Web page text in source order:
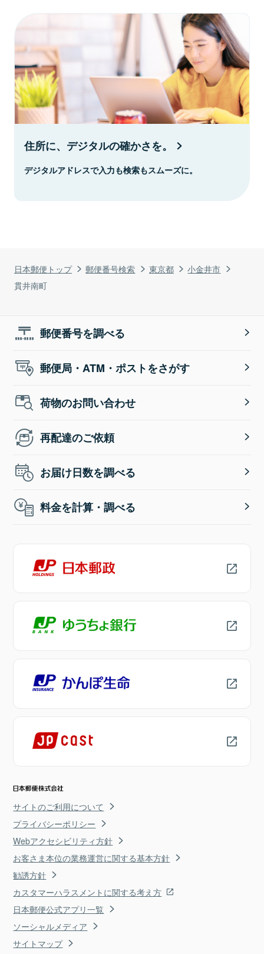
日本郵便トップ 郵便番号検索 東京都
小金井市
貫井南町
住所に、デジタルの確かさを。
デジタルアドレスで入力も検索もスムーズに。
郵便番号を調べる
郵便局・ATM・ポストをさがす
荷物のお問い合わせ
再配達のご依頼
お届け日数を調べる
料金を計算・調べる
サイトのご利用について
プライバシーポリシー
Webアクセシビリティ方針
お客さま本位の業務運営に関する基本方針
勧誘方針
カスタマーハラスメントに関する考え方
日本郵便公式アプリ一覧
ソーシャルメディア
サイトマップ